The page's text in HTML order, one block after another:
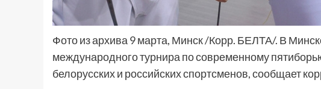
Фото из архива 9 марта, Минск /Корр. БЕЛТА/. В
международного турнира по современному
белорусских и российских спортсменов, сообщает